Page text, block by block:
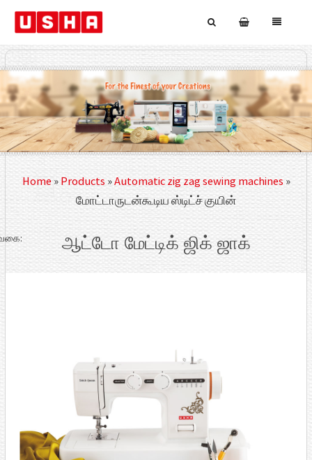
Home»Products »Automatic zig zag sewing machines »
மோட்டாருடன்கூடிய ஸ்டிட்ச் குயின்
ஆட்டோ மேட்டிக் ஜிக் ஜாக்